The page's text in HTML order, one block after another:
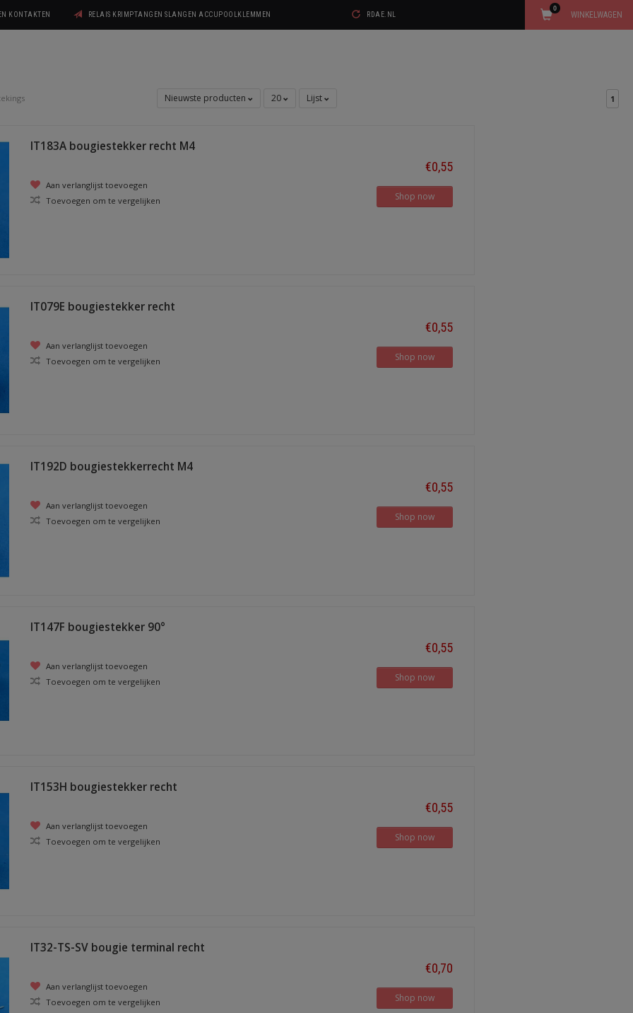
KONTAKTEN RELAIS KRIMPTANGEN SLANGEN ACCUPOOLKLEMMEN RDAE.NL WINKELWAGEN
0
Nieuwste producten 20 Lijst 1
IT183A bougiestekker recht M4
Aan verlanglijst toevoegen
Toevoegen om te vergelijken
€0,55
Shop now
IT079E bougiestekker recht
Aan verlanglijst toevoegen
Toevoegen om te vergelijken
€0,55
Shop now
IT192D bougiestekkerrecht M4
Aan verlanglijst toevoegen
Toevoegen om te vergelijken
€0,55
Shop now
IT147F bougiestekker 90°
Aan verlanglijst toevoegen
Toevoegen om te vergelijken
€0,55
Shop now
IT153H bougiestekker recht
Aan verlanglijst toevoegen
Toevoegen om te vergelijken
€0,55
Shop now
IT32-TS-SV bougie terminal recht
Aan verlanglijst toevoegen
Toevoegen om te vergelijken
€0,70
Shop now